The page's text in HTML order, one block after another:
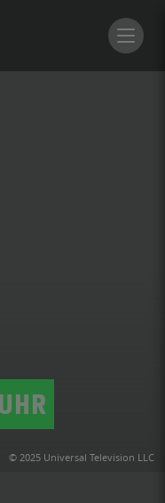
© 2025 Universal Television LLC